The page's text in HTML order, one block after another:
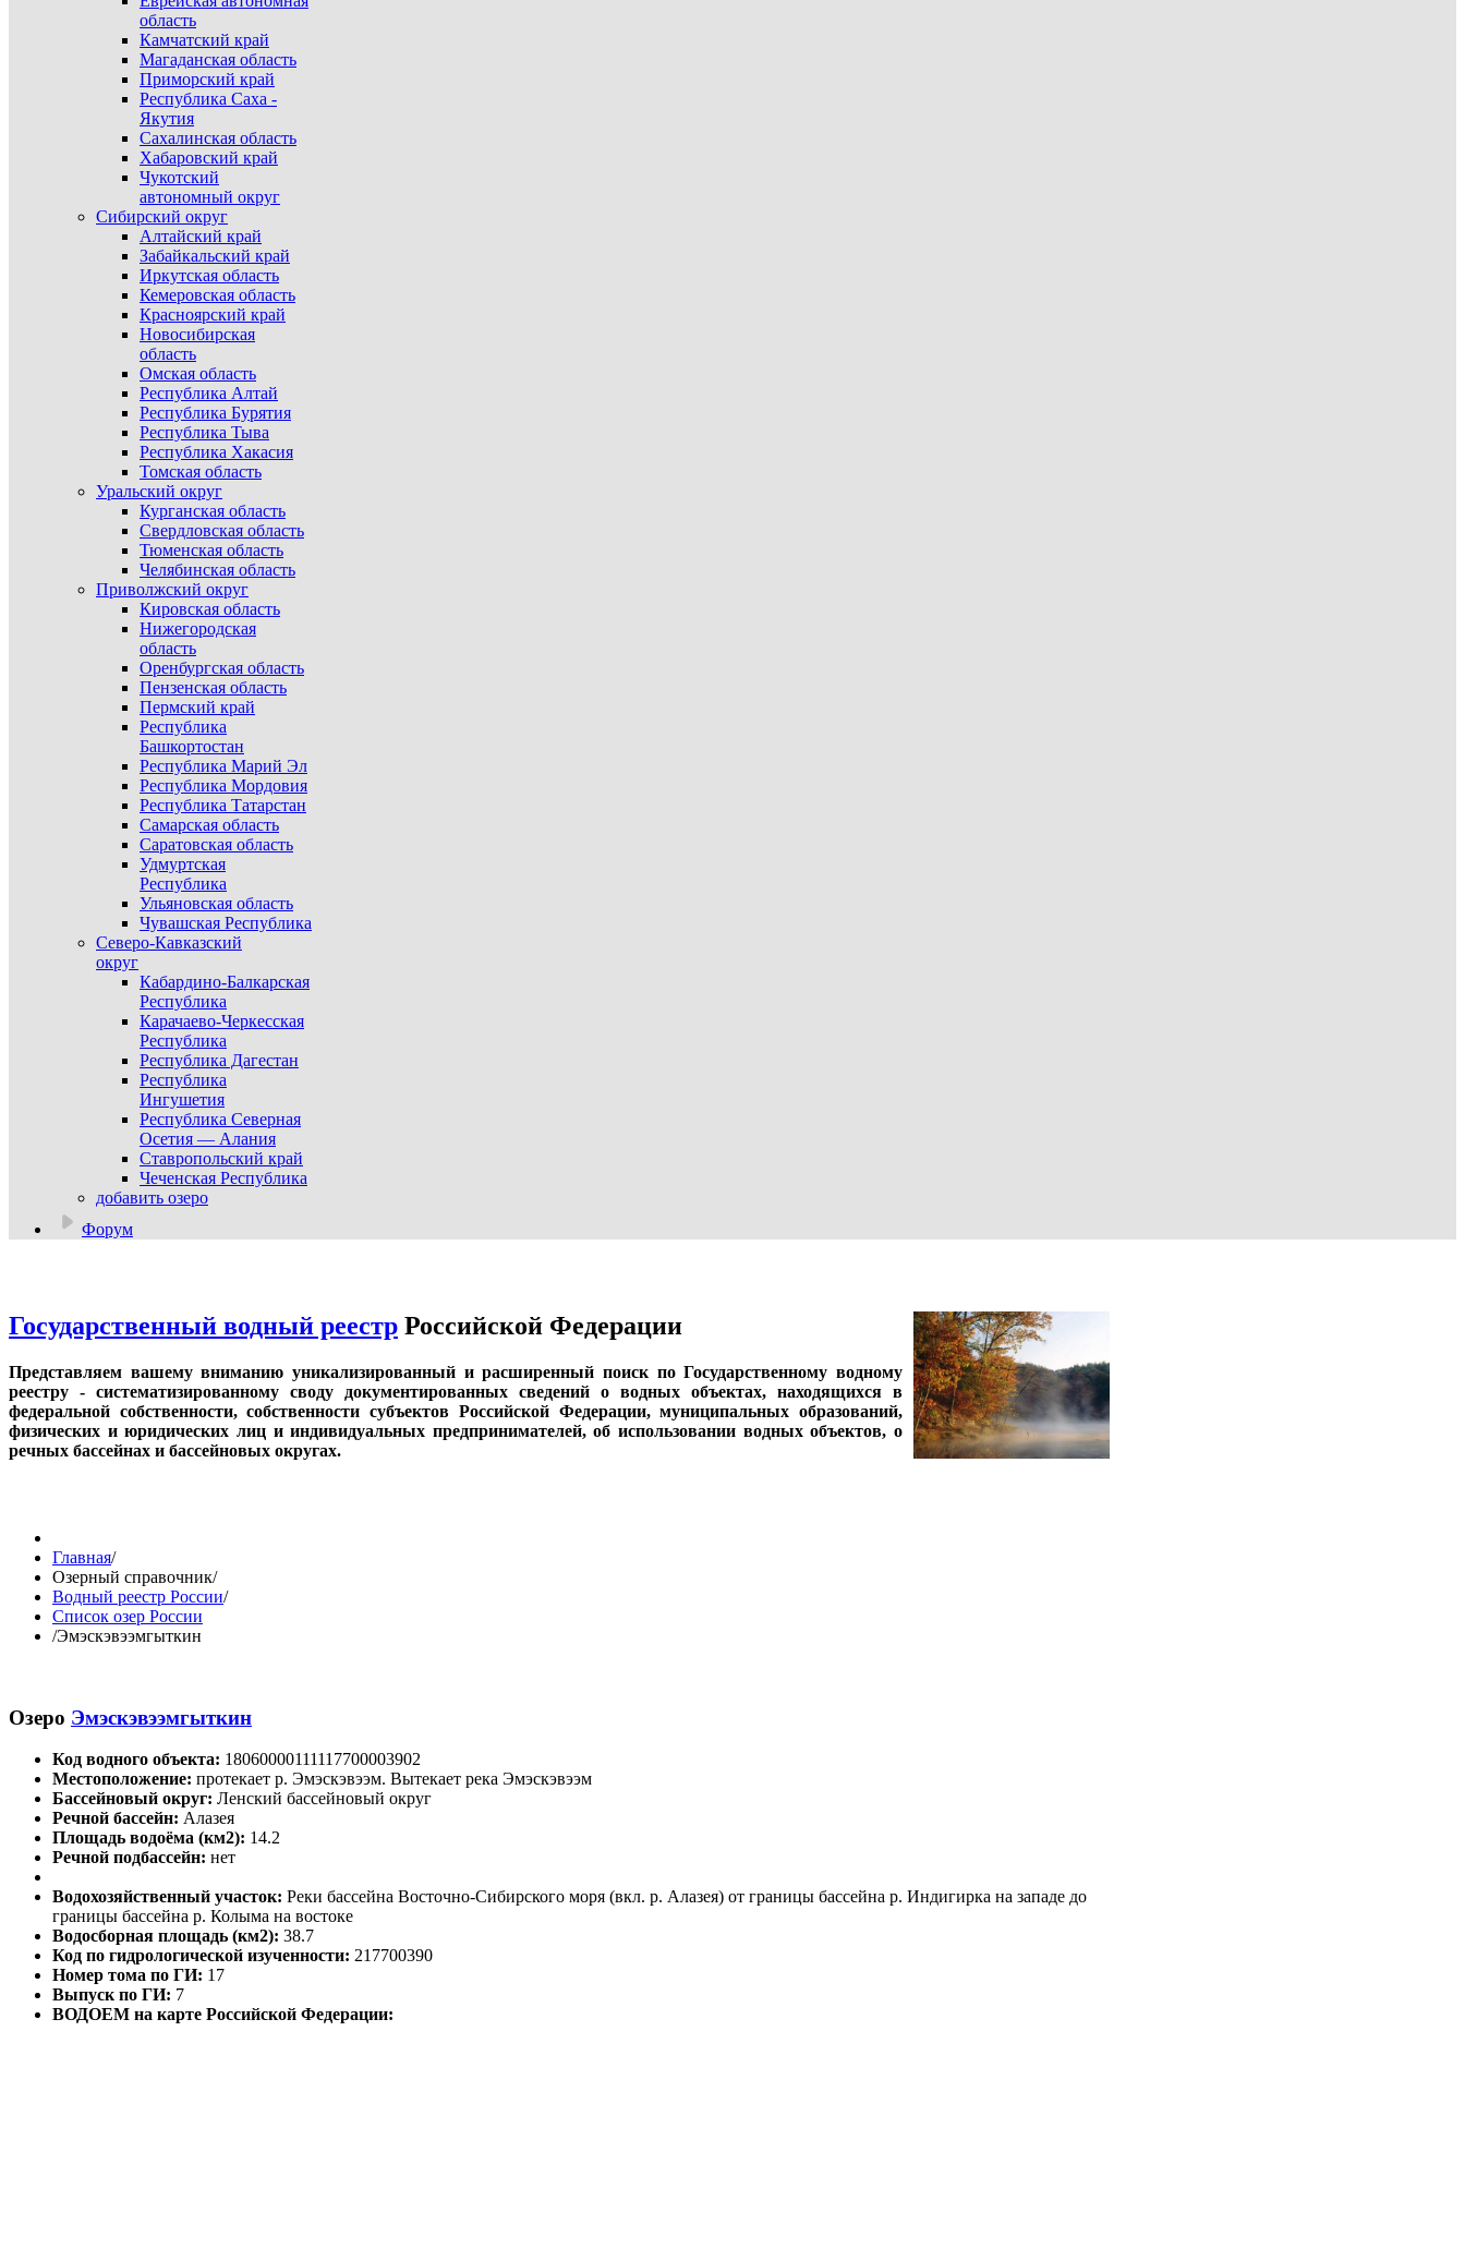
область
Камчатский край
Магаданская область
Приморский край
Республика Саха -
Якутия
Сахалинская область
Хабаровский край
Чукотский
автономный округ
Сибирский округ
Алтайский край
Забайкальский край
Иркутская область
Кемеровская область
Красноярский край
Новосибирская
область
Омская область
Республика Алтай
Республика Бурятия
Республика Тыва
Республика Хакасия
Томская область
Уральский округ
Курганская область
Свердловская область
Тюменская область
Челябинская область
Приволжский округ
Кировская область
Нижегородская
область
Оренбургская область
Пензенская область
Пермский край
Республика
Башкортостан
Республика Марий Эл
Республика Мордовия
Республика Татарстан
Самарская область
Саратовская область
Удмуртская
Республика
Ульяновская область
Чувашская Республика
Северо-Кавказский
округ
Кабардино-Балкарская
Республика
Карачаево-Черкесская
Республика
Республика Дагестан
Республика
Ингушетия
Республика Северная
Осетия — Алания
Ставропольский край
Чеченская Республика
добавить озеро
Форум
Государственный водный реестр Российской Федерации
Представляем вашему вниманию уникализированный и расширенный поиск по Государственному водному
реестру - систематизированному своду документированных сведений о водных объектах, находящихся в
федеральной собственности, собственности субъектов Российской Федерации, муниципальных образований,
физических и юридических лиц и индивидуальных предпринимателей, об использовании водных объектов, о
речных бассейнах и бассейновых округах.
Главная/
Озерный справочник/
Водный реестр России/
Список озер России
/Эмэскэвээмгыткин
Озеро Эмэскэвээмгыткин
Код водного объекта: 18060000111117700003902
Местоположение: протекает р. Эмэскэвээм. Вытекает река Эмэскэвээм
Бассейновый округ: Ленский бассейновый округ
Речной бассейн: Алазея
Площадь водоёма (км2): 14.2
Речной подбассейн: нет
Водохозяйственный участок: Реки бассейна Восточно-Сибирского моря (вкл. р. Алазея) от границы бассейна р. Индигирка на западе до
границы бассейна р. Колыма на востоке
Водосборная площадь (км2): 38.7
Код по гидрологической изученности: 217700390
Номер тома по ГИ: 17
Выпуск по ГИ: 7
ВОДОЕМ на карте Российской Федерации: